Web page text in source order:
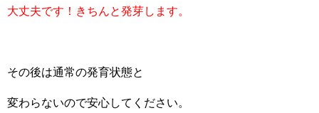
大丈夫です！きちんと発芽します。
その後は通常の発育状態と
変わらないので安心してください。